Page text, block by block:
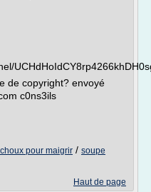
de copyright? envoyé
c0ns3ils
pour maigrir / soupe
Haut de page